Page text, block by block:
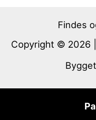
Findes
Copyright © 2026